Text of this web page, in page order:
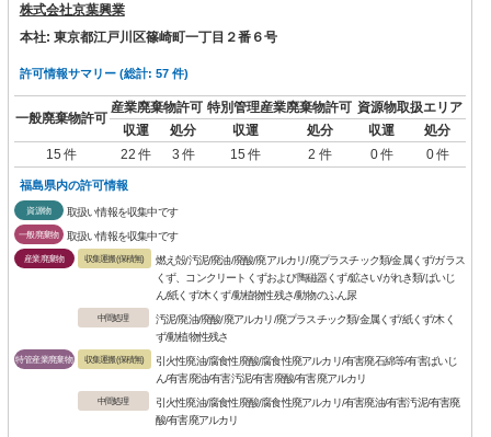
株式会社京葉興業
本社: 東京都江戸川区篠崎町一丁目２番６号
許可情報サマリー (総計: 57 件)
一般廃棄物許可
産業廃棄物許可 特別管理産業廃棄物許可 資源物取扱エリア
収運
処分 収運 処分 収運
処分
15 件
22 件 3 件 15 件 2 件 0 件 0 件
福島県内の許可情報
資源物 取扱い情報を収集中です
一般廃棄物 取扱い情報を収集中です
産業廃棄物 収集運搬(保積無)
燃え殻/汚泥/廃油/廃酸/廃アルカリ/廃プラスチック類/金属くず/ガラス
くず、コンクリートくずおよび陶磁器くず/鉱さい/がれき類/ばいじ
ん/紙くず/木くず/動植物性残さ/動物のふん尿
中間処理
汚泥/廃油/廃酸/廃アルカリ/廃プラスチック類/金属くず/紙くず/木く
ず/動植物性残さ
特管産業廃棄物 収集運搬(保積無)
引火性廃油/腐食性廃酸/腐食性廃アルカリ/有害廃石綿等/有害ばいじ
ん/有害廃油/有害汚泥/有害廃酸/有害廃アルカリ
中間処理
引火性廃油/腐食性廃酸/腐食性廃アルカリ/有害廃油/有害汚泥/有害廃
酸/有害廃アルカリ